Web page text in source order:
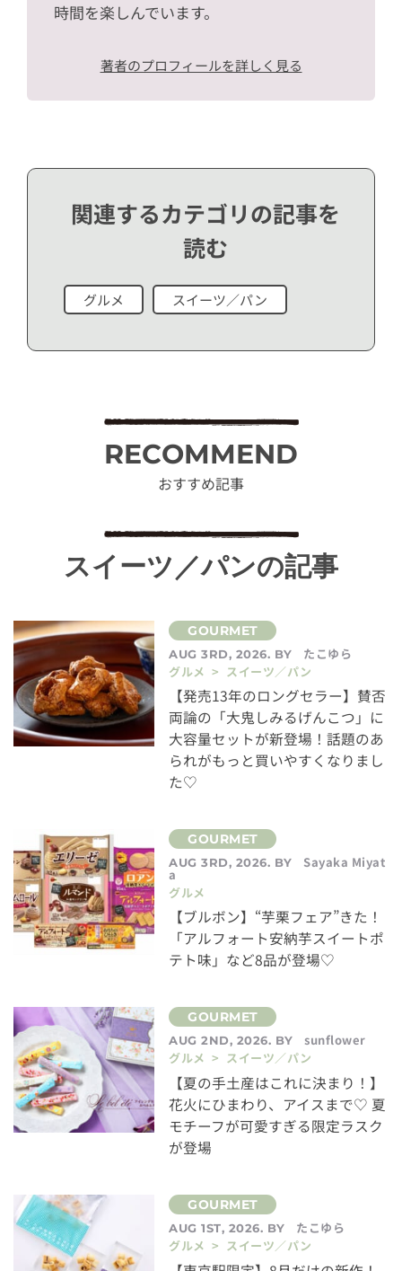
時間を楽しんでいます。
著者のプロフィールを詳しく見る
関連するカテゴリの記事を
読む
グルメ スイーツ／パン
RECOMMEND
おすすめ記事
スイーツ／パンの記事
AUG 3RD, 2026. BY
たこゆら
グルメ > スイーツ／パン
【発売13年のロングセラー】賛否
両論の「大鬼しみるげんこつ」に
大容量セットが新登場！話題のあ
られがもっと買いやすくなりまし
た♡
AUG 3RD, 2026. BY Sayaka Miyat
a
グルメ
【ブルボン】“芋栗フェア”きた！
「アルフォート安納芋スイートポ
テト味」など8品が登場♡
AUG 2ND, 2026. BY
sunflower
グルメ > スイーツ／パン
【夏の手土産はこれに決まり！】
花火にひまわり、アイスまで♡ 夏
モチーフが可愛すぎる限定ラスク
が登場
AUG 1ST, 2026. BY
たこゆら
グルメ > スイーツ／パン